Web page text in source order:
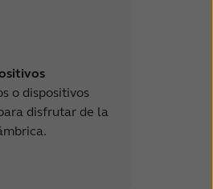
o dispositivos
disfrutar de la